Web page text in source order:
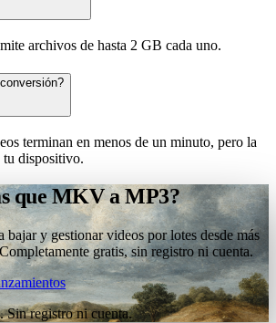
archivos de hasta 2 GB cada uno.
terminan en menos de un minuto, pero la
tu dispositivo.
que MKV a MP3?
bajar y gestionar videos por lotes desde más
gratis, sin registro ni cuenta.
Sin registro ni cuenta.